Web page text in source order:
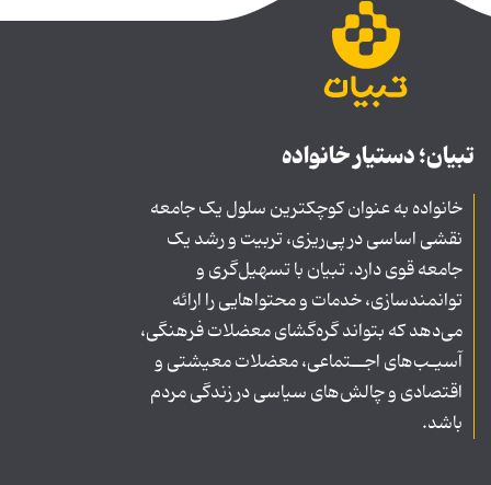
تبیان؛ دستیار خانواده
خانواده به عنوان کوچکترین سلول یک جامعه
نقشی اساسی در پی‌ریزی، تربیت و رشد یک
جامعه قوی دارد. تبیان با تسهیل‌گری و
توانمندسازی، خدمات و محتواهایی را ارائه
می‌دهد که بتواند گره‌گشای معضلات فرهنگی،
آسیـب‌های اجــتماعی، معضلات معیشتی و
اقتصادی و چالش‌های سیاسی در زندگی مردم
باشد.